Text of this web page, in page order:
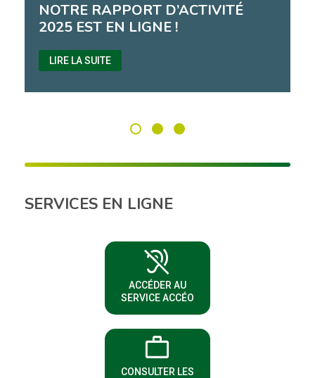
NOTRE RAPPORT D’ACTIVITÉ
2025 EST EN LIGNE !
LIRE LA SUITE
SERVICES EN LIGNE
hearing_disabled
ACCÉDER AU
SERVICE ACCÉO
(NOUVELLE FENÊTRE)
work
CONSULTER LES
(NOUVELLE FENÊTRE)